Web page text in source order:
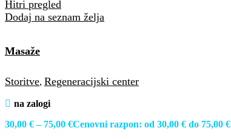
Hitri pregled
Dodaj na seznam želja
Masaže
Storitve, Regeneracijski center
na zalogi
30,00 € – 75,00 €Cenovni razpon: od 30,00 € do 75,00 €